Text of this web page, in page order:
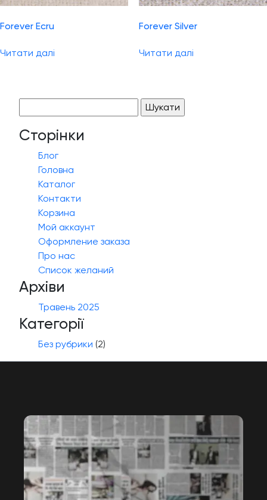
Forever Ecru
Читати далі
Forever Silver
Читати далі
Сторінки
Блог
Головна
Каталог
Контакти
Корзина
Мой аккаунт
Оформление заказа
Про нас
Список желаний
Архіви
Травень 2025
Категорії
Без рубрики (2)